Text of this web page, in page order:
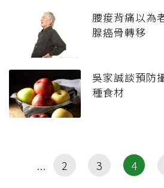
腰痠背痛以為
腺癌骨轉移
吳家誠談預防
種食材
2 3 4